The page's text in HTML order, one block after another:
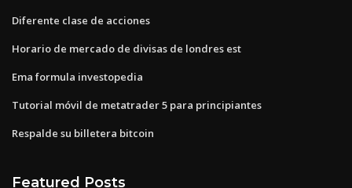
Diferente clase de acciones
Horario de mercado de divisas de londres est
Ema formula investopedia
Tutorial móvil de metatrader 5 para principiantes
Respalde su billetera bitcoin
Featured Posts